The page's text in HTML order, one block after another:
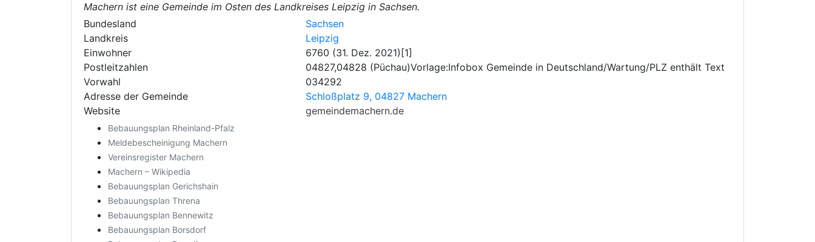
Machern ist eine Gemeinde im Osten des Landkreises Leipzig in Sachsen.
Bundesland
Sachsen
Landkreis
Leipzig
Einwohner
6760 (31. Dez. 2021)[1]
Postleitzahlen
04827,04828 (Püchau)Vorlage:Infobox Gemeinde in Deutschland/Wartung/PLZ enthält Text
Vorwahl
034292
Adresse der Gemeinde
Schloßplatz 9, 04827 Machern
Website
gemeindemachern.de
Bebauungsplan Rheinland-Pfalz
Meldebescheinigung Machern
Vereinsregister Machern
Machern – Wikipedia
Bebauungsplan Gerichshain
Bebauungsplan Threna
Bebauungsplan Bennewitz
Bebauungsplan Borsdorf